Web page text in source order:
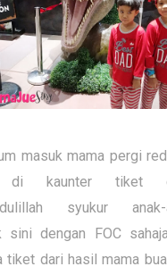
masuk mama pergi
di kaunter tiket
syukur anak-
sini dengan FOC
tiket dari hasil mama